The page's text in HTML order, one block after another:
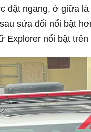
đặt ngang, ở giữa là
sửa đổi nổi bật
Explorer nổi bật